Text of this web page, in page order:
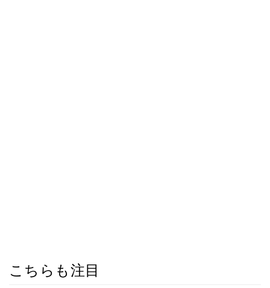
こちらも注目